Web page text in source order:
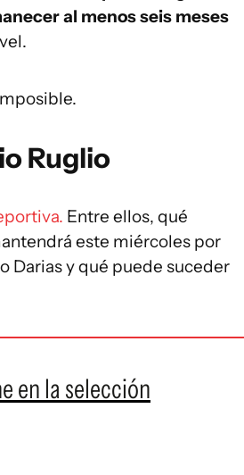
al menos seis meses
Ruglio
Entre ellos, qué
este miércoles por
Darias y qué puede suceder
en la selección